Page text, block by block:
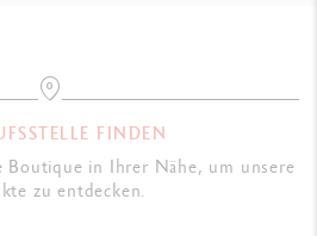
Standardetui
Produkt): 209 g
internationaler Garantie und
FINDEN
Boutique in Ihrer Nähe, um unsere
zu entdecken.